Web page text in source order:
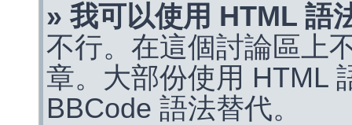
» 我可以使用 HTML 語
不行。在這個討論區上
章。大部份使用 HTML
BBCode 語法替代。